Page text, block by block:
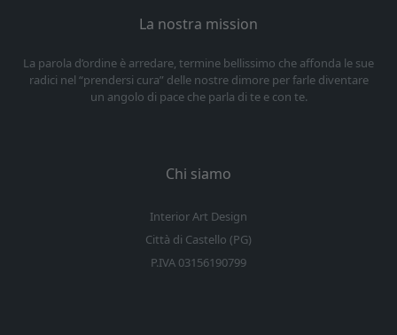
La nostra mission
La parola d’ordine è arredare, termine bellissimo che affonda le sue
radici nel “prendersi cura” delle nostre dimore per farle diventare
un angolo di pace che parla di te e con te.
Chi siamo
Interior Art Design
Città di Castello (PG)
P.IVA 03156190799